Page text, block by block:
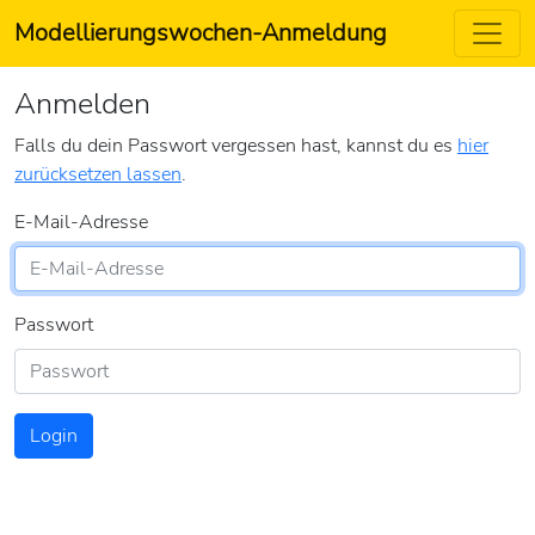
Modellierungswochen-Anmeldung
Anmelden
Falls du dein Passwort vergessen hast, kannst du es hier
zurücksetzen lassen.
E-Mail-Adresse
Passwort
Login